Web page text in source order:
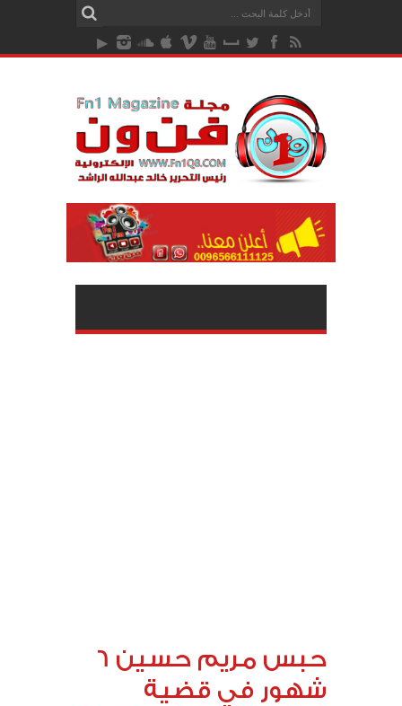
حبس مريم حسين 6
شهور في قضية